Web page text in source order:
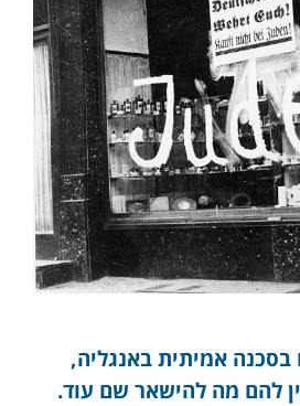
בסכנה אמיתית באנגליה,
להם מה להישאר שם עוד.